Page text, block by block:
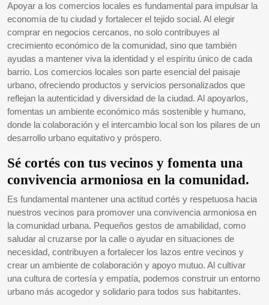
Apoyar a los comercios locales es fundamental para impulsar la
economía de tu ciudad y fortalecer el tejido social. Al elegir
comprar en negocios cercanos, no solo contribuyes al
crecimiento económico de la comunidad, sino que también
ayudas a mantener viva la identidad y el espíritu único de cada
barrio. Los comercios locales son parte esencial del paisaje
urbano, ofreciendo productos y servicios personalizados que
reflejan la autenticidad y diversidad de la ciudad. Al apoyarlos,
fomentas un ambiente económico más sostenible y humano,
donde la colaboración y el intercambio local son los pilares de un
desarrollo urbano equitativo y próspero.
Sé cortés con tus vecinos y fomenta una
convivencia armoniosa en la comunidad.
Es fundamental mantener una actitud cortés y respetuosa hacia
nuestros vecinos para promover una convivencia armoniosa en
la comunidad urbana. Pequeños gestos de amabilidad, como
saludar al cruzarse por la calle o ayudar en situaciones de
necesidad, contribuyen a fortalecer los lazos entre vecinos y
crear un ambiente de colaboración y apoyo mutuo. Al cultivar
una cultura de cortesía y empatía, podemos construir un entorno
urbano más acogedor y solidario para todos sus habitantes.